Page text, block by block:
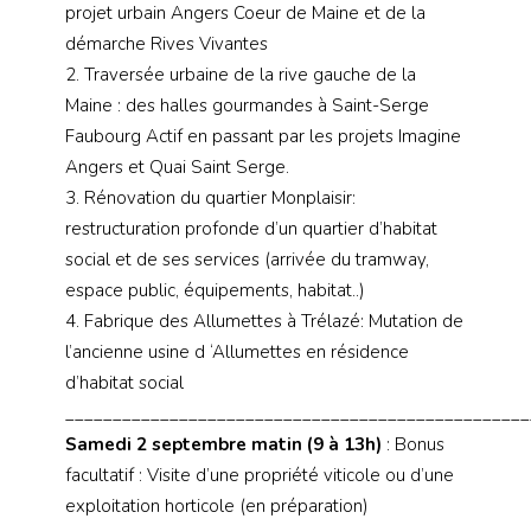
projet urbain Angers Coeur de Maine et de la
démarche Rives Vivantes
2. Traversée urbaine de la rive gauche de la
Maine : des halles gourmandes à Saint-Serge
Faubourg Actif en passant par les projets Imagine
Angers et Quai Saint Serge.
3. Rénovation du quartier Monplaisir:
restructuration profonde d’un quartier d’habitat
social et de ses services (arrivée du tramway,
espace public, équipements, habitat..)
4. Fabrique des Allumettes à Trélazé: Mutation de
l’ancienne usine d ‘Allumettes en résidence
d’habitat social
Samedi 2 septembre matin (9 à 13h) : Bonus
facultatif : Visite d’une propriété viticole ou d’une
exploitation horticole (en préparation)